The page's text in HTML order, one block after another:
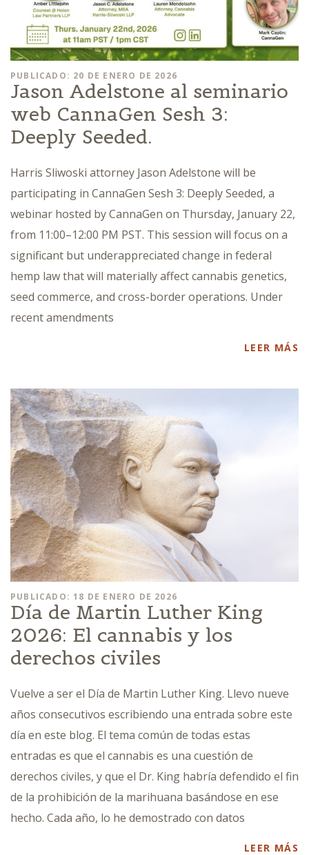
PUBLICADO: 20 DE ENERO DE 2026
Jason Adelstone al seminario
web CannaGen Sesh 3:
Deeply Seeded.
Harris Sliwoski attorney Jason Adelstone will be
participating in CannaGen Sesh 3: Deeply Seeded, a
webinar hosted by CannaGen on Thursday, January 22,
from 11:00–12:00 PM PST. This session will focus on a
significant but underappreciated change in federal
hemp law that will materially affect cannabis genetics,
seed commerce, and cross-border operations. Under
recent amendments
LEER MÁS
PUBLICADO: 18 DE ENERO DE 2026
Día de Martin Luther King
2026: El cannabis y los
derechos civiles
Vuelve a ser el Día de Martin Luther King. Llevo nueve
años consecutivos escribiendo una entrada sobre este
día en este blog. El tema común de todas estas
entradas es que el cannabis es una cuestión de
derechos civiles, y que el Dr. King habría defendido el fin
de la prohibición de la marihuana basándose en ese
hecho. Cada año, lo he demostrado con datos
LEER MÁS